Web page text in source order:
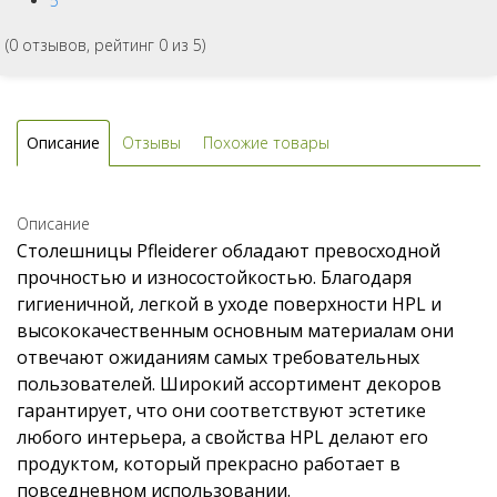
(0 отзывов, рейтинг 0 из 5)
Описание Отзывы Похожие товары
Описание
Столешницы Pfleiderer обладают превосходной
прочностью и износостойкостью. Благодаря
гигиеничной, легкой в уходе поверхности HPL и
высококачественным основным материалам они
отвечают ожиданиям самых требовательных
пользователей. Широкий ассортимент декоров
гарантирует, что они соответствуют эстетике
любого интерьера, а свойства HPL делают его
продуктом, который прекрасно работает в
повседневном использовании.